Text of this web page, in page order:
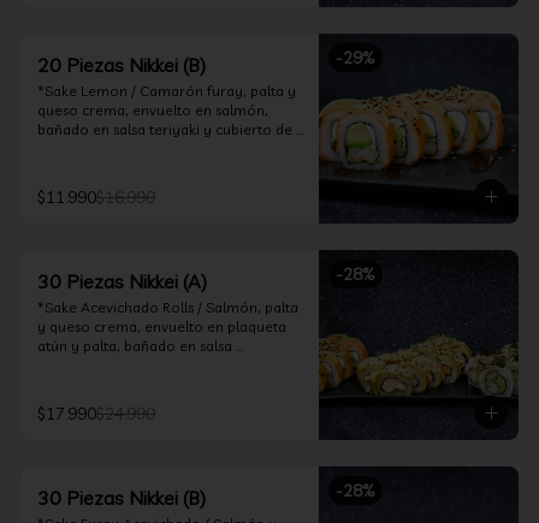
-29%
20 Piezas Nikkei (B)
*Sake Lemon / Camarón furay, palta y
queso crema, envuelto en salmón,
bañado en salsa teriyaki y cubierto de
*Shrimp Fire Rolls /Palta y camarón
furay, envuelto en queso crema
*Incluye 2 palitos, 2 soya 30ml, 1 salsa
teriyaki 30ml
$11.990$16.990
-28%
30 Piezas Nikkei (A)
*Sake Acevichado Rolls / Salmón, palta
y queso crema, envuelto en plaqueta
atún y palta, bañado en salsa
*Shrimp Fire Rolls / Palta y camarón
furay, envuelto en queso crema
*Almond Furay / Pollo teriyaki, queso
crema y almendras tostadas, frito en
$17.990$24.990
-28%
30 Piezas Nikkei (B)